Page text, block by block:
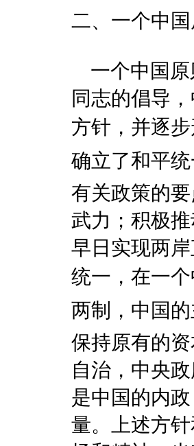
二、一个中
一个中国原
同志的倡导
方针，并逐步
确立了和平
有关政策的
武力；积极
早日实现两
统一，在一
两制，中国
保持原有的
自治，中央
是中国的内
量。上述方